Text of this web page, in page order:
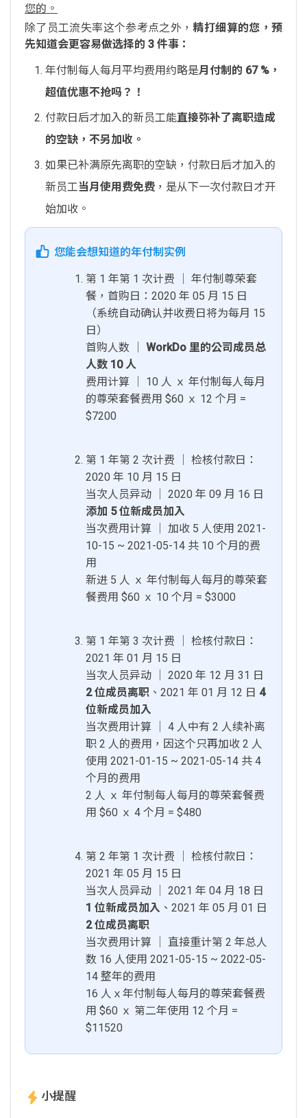
您的。
除了员工流失率这个参考点之外，精打细算的您，预
先知道会更容易做选择的 3 件事：
年付制每人每月平均费用约略是月付制的 67 %，
超值优惠不抢吗？！
付款日后才加入的新员工能直接弥补了离职造成
的空缺，不另加收。
如果已补满原先离职的空缺，付款日后才加入的
新员工当月使用费免费 ，是从下一次付款日才开
始加收。
您能会想知道的年付制实例
第 1 年第 1 次计费 │ 年付制尊荣套
餐，首购日：2020 年 05 月 15 日
（系统自动确认并收费日将为每月 15
日）
首购人数 │ WorkDo 里的公司成员总
人数 10 人
费用计算 │ 10 人 ｘ 年付制每人每月
的尊荣套餐费用 $60 ｘ 12 个月 =
$7200
第 1 年第 2 次计费 │ 检核付款日：
2020 年 10 月 15 日
当次人员异动 │ 2020 年 09 月 16 日
添加 5 位新成员加入
当次费用计算 │ 加收 5 人使用 2021-
10-15 ~ 2021-05-14 共 10 个月的费
用
新进 5 人 ｘ 年付制每人每月的尊荣套
餐费用 $60 ｘ 10 个月 = $3000
第 1 年第 3 次计费 │ 检核付款日：
2021 年 01 月 15 日
当次人员异动 │ 2020 年 12 月 31 日
2 位成员离职 、2021 年 01 月 12 日 4
位新成员加入
当次费用计算 │ 4 人中有 2 人续补离
职 2 人的费用，因这个只再加收 2 人
使用 2021-01-15 ~ 2021-05-14 共 4
个月的费用
2 人 ｘ 年付制每人每月的尊荣套餐费
用 $60 ｘ 4 个月 = $480
第 2 年第 1 次计费 │ 检核付款日：
2021 年 05 月 15 日
当次人员异动 │ 2021 年 04 月 18 日
1 位新成员加入 、2021 年 05 月 01 日
2 位成员离职
当次费用计算 │ 直接重计第 2 年总人
数 16 人使用 2021-05-15 ~ 2022-05-
14 整年的费用
16 人ｘ年付制每人每月的尊荣套餐费
用 $60 ｘ 第二年使用 12 个月 =
$11520
小提醒